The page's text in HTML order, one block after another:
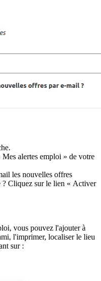
alertes emploi » de votre
les nouvelles offres
? Cliquez sur le lien « Activer
vous pouvez l'ajouter à
l'imprimer, localiser le lieu
sur :